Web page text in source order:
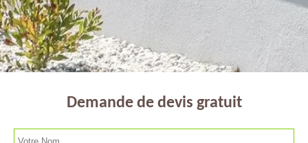
Demande de devis gratuit